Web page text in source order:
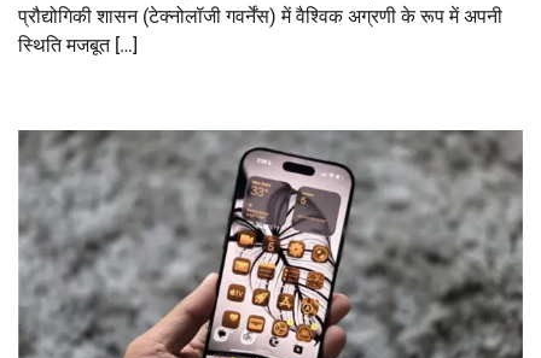
प्रौद्योगिकी शासन (टेक्नोलॉजी गवर्नेंस) में वैश्विक अग्रणी के रूप में अपनी
स्थिति मजबूत […]